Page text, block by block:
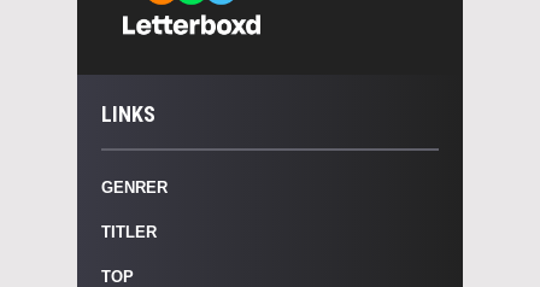
LINKS
GENRER
TITLER
TOP